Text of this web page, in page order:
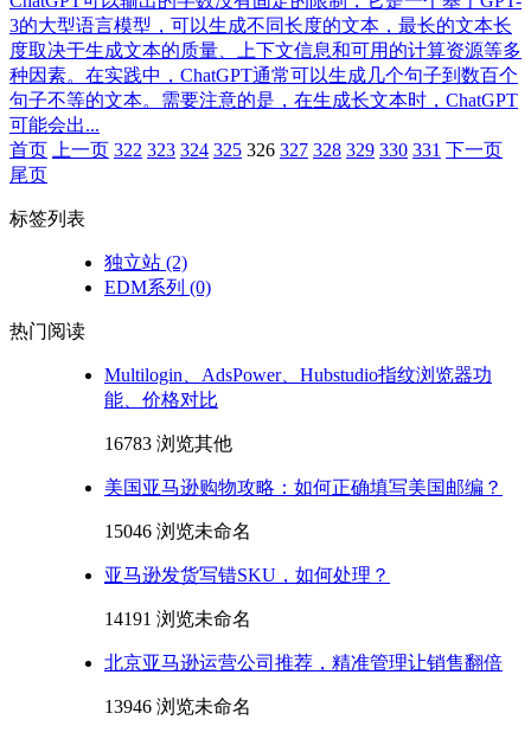
3的大型语言模型，可以生成不同长度的文本，最长的文本长
度取决于生成文本的质量、上下文信息和可用的计算资源等多
种因素。在实践中，ChatGPT通常可以生成几个句子到数百个
句子不等的文本。需要注意的是，在生成长文本时，ChatGPT
可能会出...
首页️
上一页 322 323 324 325 326 327 328 329 330 331 下一页
尾页
标签列表
独立站 (2)
EDM系列 (0)
热门阅读
Multilogin、AdsPower、Hubstudio指纹浏览器功
能、价格对比
16783 浏览其他
美国亚马逊购物攻略：如何正确填写美国邮编？
15046 浏览未命名
亚马逊发货写错SKU，如何处理？
14191 浏览未命名
北京亚马逊运营公司推荐，精准管理让销售翻倍
13946 浏览未命名